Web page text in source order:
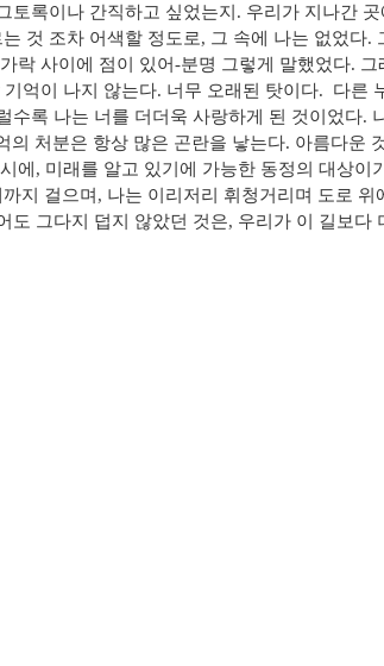
토록이나 간직하고 싶었는지. 우리가 지나간
것 조차 어색할 정도로, 그 속에 나는 없었
락 사이에 점이 있어-분명 그렇게 말했었다.
억이 나지 않는다. 너무 오래된 탓이다. ​ 다
수록 나는 너를 더더욱 사랑하게 된 것이었다
의 처분은 항상 많은 곤란을 낳는다. 아름다
에, 미래를 알고 있기에 가능한 동정의 대상
지 걸으며, 나는 이리저리 휘청거리며 도로
도 그다지 덥지 않았던 것은, 우리가 이 길보다